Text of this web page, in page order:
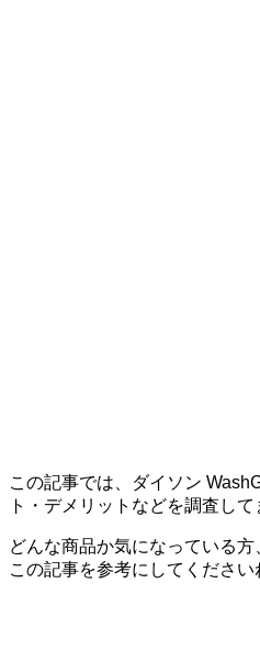
この記事では、ダイソン
ト・デメリットなどを調査して
どんな商品か気になっている方
この記事を参考にしてください